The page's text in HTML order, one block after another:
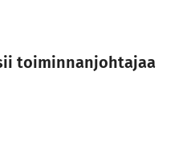
toiminnanjohtajaa